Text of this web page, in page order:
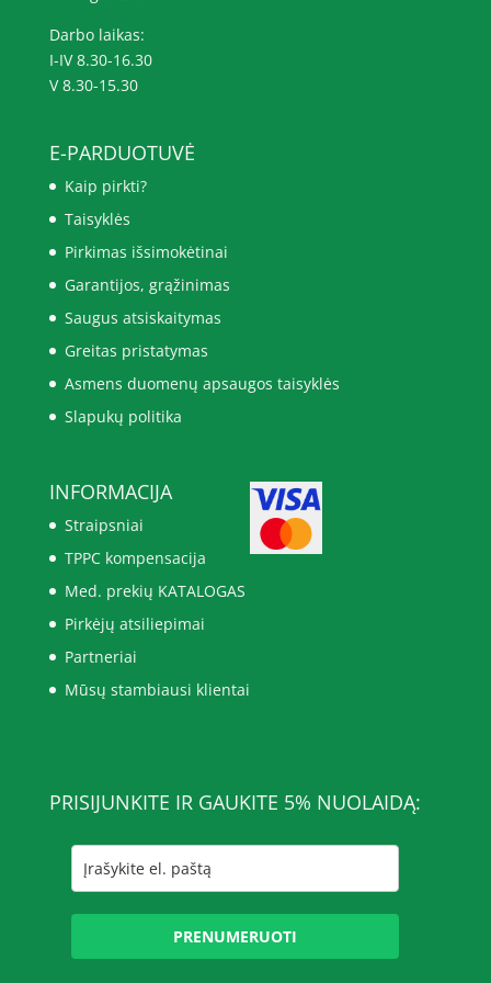
Darbo laikas:
I-IV 8.30-16.30
V 8.30-15.30
E-PARDUOTUVĖ
Kaip pirkti?
Taisyklės
Pirkimas išsimokėtinai
Garantijos, grąžinimas
Saugus atsiskaitymas
Greitas pristatymas
Asmens duomenų apsaugos taisyklės
Slapukų politika
INFORMACIJA
Straipsniai
TPPC kompensacija
Med. prekių KATALOGAS
Pirkėjų atsiliepimai
Partneriai
Mūsų stambiausi klientai
PRISIJUNKITE IR GAUKITE 5% NUOLAIDĄ:
PRENUMERUOTI